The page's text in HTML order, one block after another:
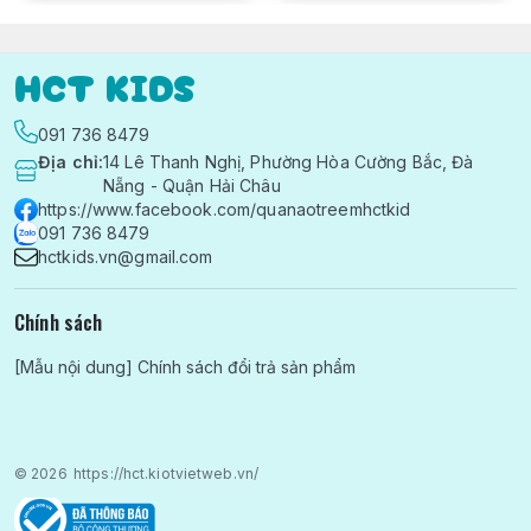
HCT KIDS
091 736 8479
Địa chỉ:14 Lê Thanh Nghị, Phường Hòa Cường Bắc, Đà
Nẵng - Quận Hải Châu
https://www.facebook.com/quanaotreemhctkid
091 736 8479
hctkids.vn@gmail.com
Chính sách
[Mẫu nội dung] Chính sách đổi trả sản phẩm
© 2026 https://hct.kiotvietweb.vn/